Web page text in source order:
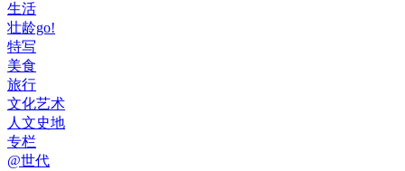
生活
壮龄go!
特写
美食
旅行
文化艺术
人文史地
专栏
@世代